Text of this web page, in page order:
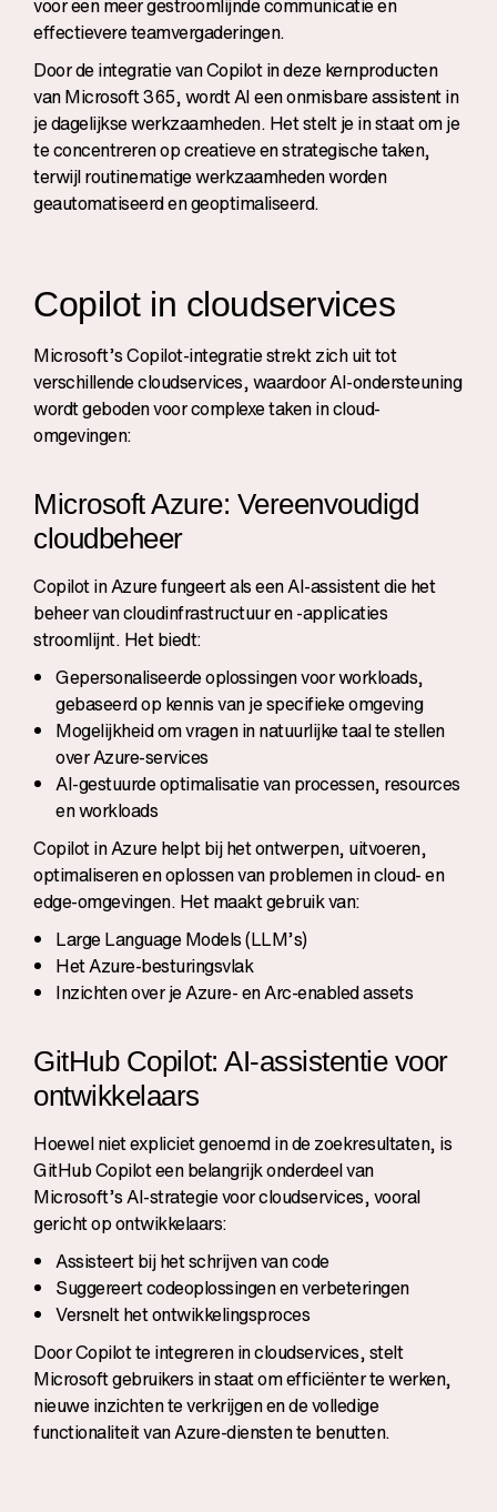
voor een meer gestroomlijnde communicatie en
effectievere teamvergaderingen.
Door de integratie van Copilot in deze kernproducten
van Microsoft 365, wordt AI een onmisbare assistent in
je dagelijkse werkzaamheden. Het stelt je in staat om je
te concentreren op creatieve en strategische taken,
terwijl routinematige werkzaamheden worden
geautomatiseerd en geoptimaliseerd.
Copilot in cloudservices
Microsoft’s Copilot-integratie strekt zich uit tot
verschillende cloudservices, waardoor AI-ondersteuning
wordt geboden voor complexe taken in cloud-
omgevingen:
Microsoft Azure: Vereenvoudigd
cloudbeheer
Copilot in Azure fungeert als een AI-assistent die het
beheer van cloudinfrastructuur en -applicaties
stroomlijnt. Het biedt:
Gepersonaliseerde oplossingen voor workloads,
gebaseerd op kennis van je specifieke omgeving
Mogelijkheid om vragen in natuurlijke taal te stellen
over Azure-services
AI-gestuurde optimalisatie van processen, resources
en workloads
Copilot in Azure helpt bij het ontwerpen, uitvoeren,
optimaliseren en oplossen van problemen in cloud- en
edge-omgevingen. Het maakt gebruik van:
Large Language Models (LLM’s)
Het Azure-besturingsvlak
Inzichten over je Azure- en Arc-enabled assets
GitHub Copilot: AI-assistentie voor
ontwikkelaars
Hoewel niet expliciet genoemd in de zoekresultaten, is
GitHub Copilot een belangrijk onderdeel van
Microsoft’s AI-strategie voor cloudservices, vooral
gericht op ontwikkelaars:
Assisteert bij het schrijven van code
Suggereert codeoplossingen en verbeteringen
Versnelt het ontwikkelingsproces
Door Copilot te integreren in cloudservices, stelt
Microsoft gebruikers in staat om efficiënter te werken,
nieuwe inzichten te verkrijgen en de volledige
functionaliteit van Azure-diensten te benutten.